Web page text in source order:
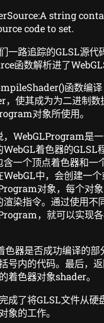
string
code to set.
一路追踪的GLSL源代
函数解析进了
函数编译
，使其成为为二进制数
对象所使用。
，WebGLProgram是
WebGL着色器的GLSL
含一个顶点着色器和一
WebGL中，会创建一
对象，每个对
渲染指令。通过使用不
，就可以实现
色器是否成功编译的部
号内的代码。最后，
着色器对象shader。
成了将GLSL文件从硬
象的工作。